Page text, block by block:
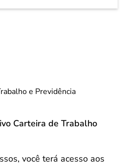
e Previdência
Carteira de Trabalho
você terá acesso aos